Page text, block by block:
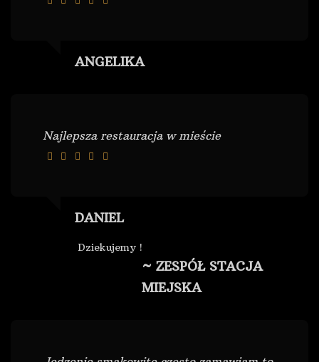
ANGELIKA
Najlepsza restauracja w mieście
DANIEL
Dziekujemy !
~ ZESPÓŁ STACJA
MIEJSKA